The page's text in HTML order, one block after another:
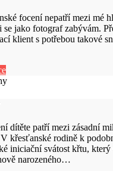
focení nepatří mezi mé
se jako fotograf zabývám.
klient s potřebou takové
dítěte patří mezi zásadní
křesťanské rodině k
iniciační svátost křtu,
narozeného…